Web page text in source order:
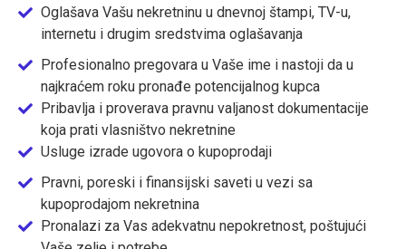
Oglašava Vašu nekretninu u dnevnoj štampi, TV-u,
internetu i drugim sredstvima oglašavanja
Profesionalno pregovara u Vaše ime i nastoji da u
najkraćem roku pronađe potencijalnog kupca
Pribavlja i proverava pravnu valjanost dokumentacije
koja prati vlasništvo nekretnine
Usluge izrade ugovora o kupoprodaji
Pravni, poreski i finansijski saveti u vezi sa
kupoprodajom nekretnina
Pronalazi za Vas adekvatnu nepokretnost, poštujući